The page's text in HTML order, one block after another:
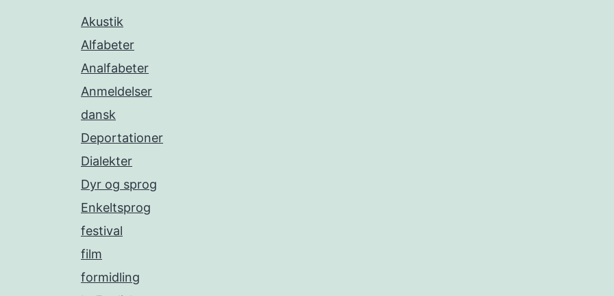
Akustik
Alfabeter
Analfabeter
Anmeldelser
dansk
Deportationer
Dialekter
Dyr og sprog
Enkeltsprog
festival
film
formidling